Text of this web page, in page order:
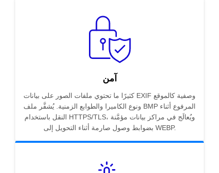
آمن
كثيرًا ما تحتوي ملفات الصور على بيانات EXIF وصفية كالموقع
ونوع الكاميرا والطوابع الزمنية. يُشفَّر ملف BMP المرفوع أثناء
النقل باستخدام HTTPS/TLS، ويُعالَج في مراكز بيانات مؤمَّنة
بضوابط وصول صارمة أثناء التحويل إلى WEBP.